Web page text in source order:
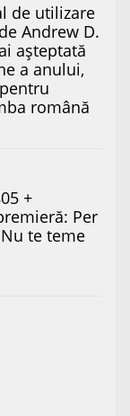
de utilizare
Andrew D.
așteptată
a anului,
română
+
Per
te teme